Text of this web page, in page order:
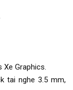
Xe Graphics.
tai nghe 3.5 mm,